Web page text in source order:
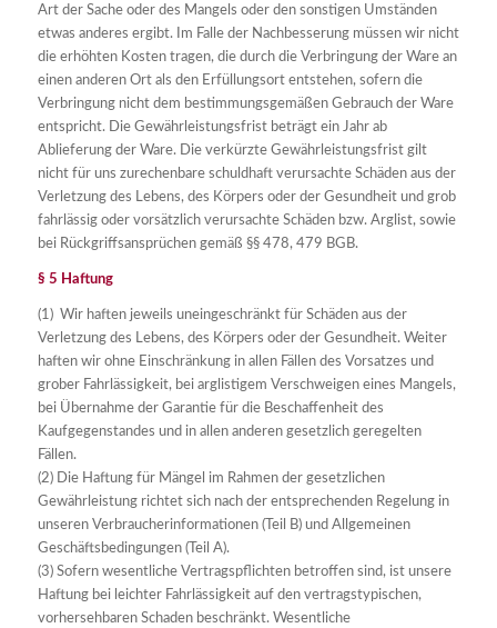
Art der Sache oder des Mangels oder den sonstigen Umständen
etwas anderes ergibt. Im Falle der Nachbesserung müssen wir nicht
die erhöhten Kosten tragen, die durch die Verbringung der Ware an
einen anderen Ort als den Erfüllungsort entstehen, sofern die
Verbringung nicht dem bestimmungsgemäßen Gebrauch der Ware
entspricht. Die Gewährleistungsfrist beträgt ein Jahr ab
Ablieferung der Ware. Die verkürzte Gewährleistungsfrist gilt
nicht für uns zurechenbare schuldhaft verursachte Schäden aus der
Verletzung des Lebens, des Körpers oder der Gesundheit und grob
fahrlässig oder vorsätzlich verursachte Schäden bzw. Arglist, sowie
bei Rückgriffsansprüchen gemäß §§ 478, 479 BGB.
§ 5 Haftung
(1) Wir haften jeweils uneingeschränkt für Schäden aus der
Verletzung des Lebens, des Körpers oder der Gesundheit. Weiter
haften wir ohne Einschränkung in allen Fällen des Vorsatzes und
grober Fahrlässigkeit, bei arglistigem Verschweigen eines Mangels,
bei Übernahme der Garantie für die Beschaffenheit des
Kaufgegenstandes und in allen anderen gesetzlich geregelten
Fällen.
(2) Die Haftung für Mängel im Rahmen der gesetzlichen
Gewährleistung richtet sich nach der entsprechenden Regelung in
unseren Verbraucherinformationen (Teil B) und Allgemeinen
Geschäftsbedingungen (Teil A).
(3) Sofern wesentliche Vertragspflichten betroffen sind, ist unsere
Haftung bei leichter Fahrlässigkeit auf den vertragstypischen,
vorhersehbaren Schaden beschränkt. Wesentliche